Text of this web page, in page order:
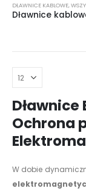
DŁAWNICE KABLOWE,
Dławnice
Ochrona
W dobie